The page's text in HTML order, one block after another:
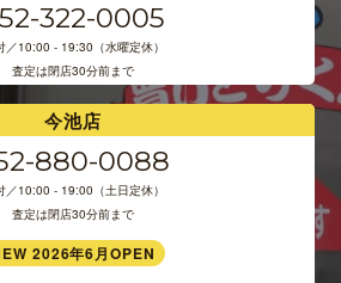
322-0005
／10:00 - 19:30（水曜定休）
査定は閉店30分前まで
今池店
880-0088
／10:00 - 19:00（土日定休）
査定は閉店30分前まで
2026年6月OPEN